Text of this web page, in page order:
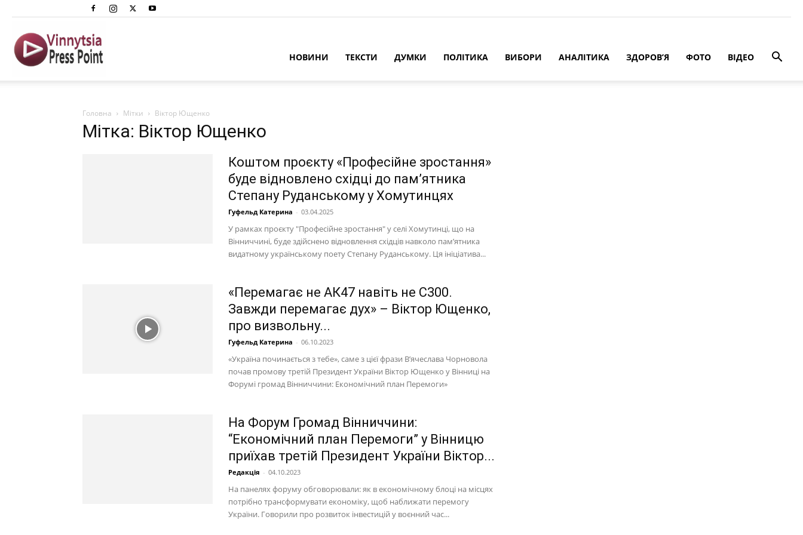
Преспоінт
НОВИНИ ТЕКСТИ ДУМКИ ПОЛІТИКА ВИБОРИ АНАЛІТИКА ЗДОРОВ’Я ФОТО ВІДЕО
Головна Мітки Віктор Ющенко
Мітка: Віктор Ющенко
Коштом проєкту «Професійне зростання»
буде відновлено східці до пам’ятника
Степану Руданському у Хомутинцях
Гуфельд Катерина - 03.04.2025
У рамках проєкту "Професійне зростання" у селі Хомутинці, що на
Вінниччині, буде здійснено відновлення східців навколо пам’ятника
видатному українському поету Степану Руданському. Ця ініціатива...
«Перемагає не АК47 навіть не С300.
Завжди перемагає дух» – Віктор Ющенко,
про визвольну...
Гуфельд Катерина - 06.10.2023
«Україна починається з тебе», саме з цієї фрази В’ячеслава Чорновола
почав промову третій Президент України Віктор Ющенко у Вінниці на
Форумі громад Вінниччини: Економічний план Перемоги»
На Форум Громад Вінниччини:
“Економічний план Перемоги” у Вінницю
приїхав третій Президент України Віктор...
Редакція - 04.10.2023
На панелях форуму обговорювали: як в економічному блоці на місцях
потрібно трансформувати економіку, щоб наближати перемогу
України. Говорили про розвиток інвестицій у воєнний час...